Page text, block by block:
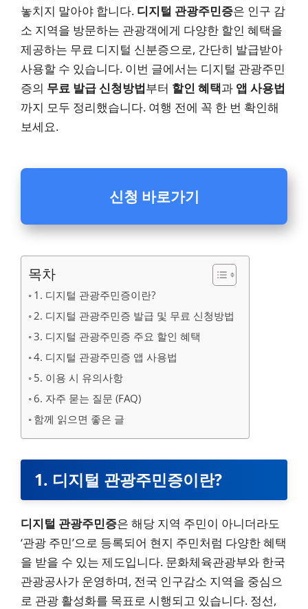
놓치지 말아야 합니다. 디지털 관광주민증은 인구 감
소 지역을 방문하는 관광객에게 다양한 할인 혜택을
제공하는 무료 디지털 신분증으로, 간단히 발급받아
사용할 수 있습니다. 이번 글에서는 디지털 관광주민
증의 무료 발급 신청방법부터 할인 혜택과 앱 사용법
까지 모두 정리했습니다. 여행 전에 꼭 한 번 확인해
보세요.
신청 바로가기
목차
1. 디지털 관광주민증이란?
2. 디지털 관광주민증 발급 및 무료 신청방법
3. 디지털 관광주민증 주요 할인 혜택
4. 디지털 관광주민증 앱 사용법
5. 이용 시 유의사항
6. 자주 묻는 질문 (FAQ)
함께 읽으면 좋은 글
1. 디지털 관광주민증이란?
디지털 관광주민증은 해당 지역 주민이 아니더라도
‘관광 주민’으로 등록되어 현지 주민처럼 다양한 혜택
을 받을 수 있는 제도입니다. 문화체육관광부와 한국
관광공사가 운영하며, 전국 인구감소 지역을 중심으
로 관광 활성화를 목표로 시행되고 있습니다. 정선,